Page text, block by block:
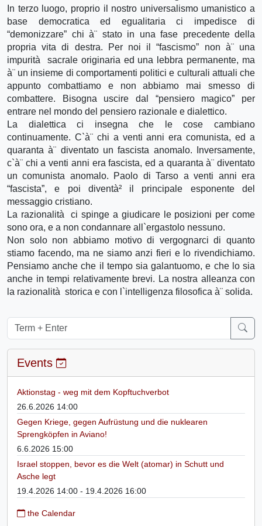
In terzo luogo, proprio il nostro universalismo umanistico a
base democratica ed egualitaria ci impedisce di
“demonizzare” chi à¨ stato in una fase precedente della
propria vita di destra. Per noi il “fascismo” non à¨ una
impurità sacrale originaria ed una lebbra permanente, ma
à¨ un insieme di comportamenti politici e culturali attuali che
appunto combattiamo e non abbiamo mai smesso di
combattere. Bisogna uscire dal “pensiero magico” per
entrare nel mondo del pensiero razionale e dialettico.
La dialettica ci insegna che le cose cambiano
continuamente. C`à¨ chi a venti anni era comunista, ed a
quaranta à¨ diventato un fascista anomalo. Inversamente,
c`à¨ chi a venti anni era fascista, ed a quaranta à¨ diventato
un comunista anomalo. Paolo di Tarso a venti anni era
“fascista”, e poi diventà² il principale esponente del
messaggio cristiano.
La razionalità ci spinge a giudicare le posizioni per come
sono ora, e a non condannare all`ergastolo nessuno.
Non solo non abbiamo motivo di vergognarci di quanto
stiamo facendo, ma ne siamo anzi fieri e lo rivendichiamo.
Pensiamo anche che il tempo sia galantuomo, e che lo sia
anche in tempi relativamente brevi. La nostra alleanza con
la razionalità storica e con l`intelligenza filosofica à¨ solida.
Events
Aktionstag - weg mit dem Kopftuchverbot
26.6.2026 14:00
Gegen Kriege, gegen Aufrüstung und die nuklearen
Sprengköpfen in Aviano!
6.6.2026 15:00
Israel stoppen, bevor es die Welt (atomar) in Schutt und
Asche legt
19.4.2026 14:00 - 19.4.2026 16:00
the Calendar